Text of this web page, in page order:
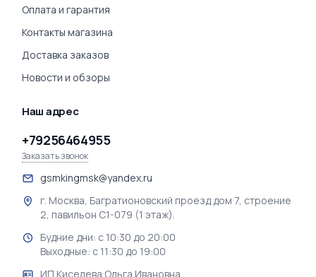
Оплата и гарантия
Контакты магазина
Доставка заказов
Новости и обзоры
Наш адрес
+79256464955
Заказать звонок
gsmkingmsk@yandex.ru
г. Москва, Багратионовский проезд дом 7, строение
2, павильон С1-079 (1 этаж).
Будние дни: с 10:30 до 20:00
Выходные: с 11:30 до 19:00
ИП Киселева Ольга Ивановна